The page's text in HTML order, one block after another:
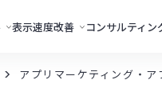
表示速度改善 コンサルティン
アプリマーケティング・ア